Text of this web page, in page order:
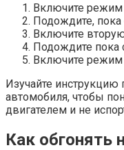
Включите режим
Подождите, пока
Включите
Подождите пока
Включите режим
Изучайте инструкцию
автомобиля, чтобы
двигателем и не
Как обгонять